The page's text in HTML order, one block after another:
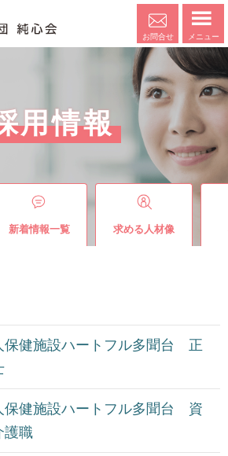
メニュー
お問合せ
用情報
新着情報一覧 求める人材像
保健施設ハートフル多聞台 正
保健施設ハートフル多聞台 資
職